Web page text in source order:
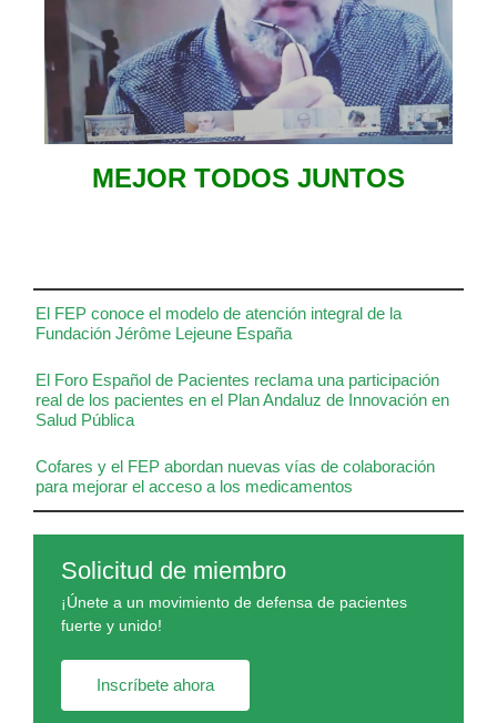
El FEP conoce el modelo de atención integral de la
Fundación Jérôme Lejeune España
El Foro Español de Pacientes reclama una participación
real de los pacientes en el Plan Andaluz de Innovación en
Salud Pública
Cofares y el FEP abordan nuevas vías de colaboración
para mejorar el acceso a los medicamentos
Solicitud de miembro
¡Únete a un movimiento de defensa de pacientes
fuerte y unido!
Inscríbete ahora
MEJOR TODOS JUNTOS